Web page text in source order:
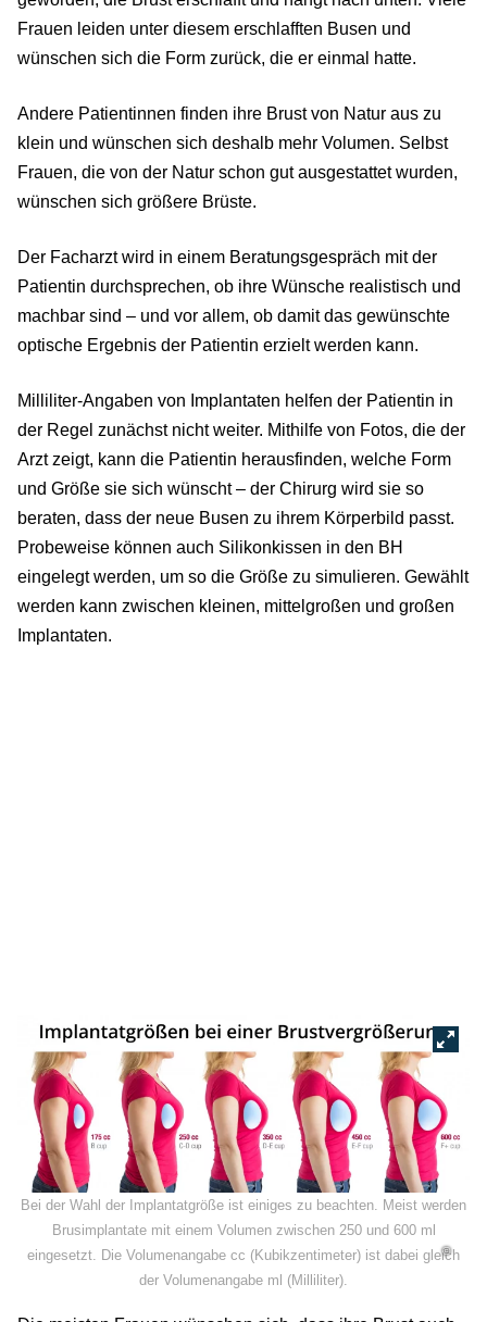
Frauen leiden unter diesem erschlafften Busen und
wünschen sich die Form zurück, die er einmal hatte.
Andere Patientinnen finden ihre Brust von Natur aus zu
klein und wünschen sich deshalb mehr Volumen. Selbst
Frauen, die von der Natur schon gut ausgestattet wurden,
wünschen sich größere Brüste.
Der Facharzt wird in einem Beratungsgespräch mit der
Patientin durchsprechen, ob ihre Wünsche realistisch und
machbar sind – und vor allem, ob damit das gewünschte
optische Ergebnis der Patientin erzielt werden kann.
Milliliter-Angaben von Implantaten helfen der Patientin in
der Regel zunächst nicht weiter. Mithilfe von Fotos, die der
Arzt zeigt, kann die Patientin herausfinden, welche Form
und Größe sie sich wünscht – der Chirurg wird sie so
beraten, dass der neue Busen zu ihrem Körperbild passt.
Probeweise können auch Silikonkissen in den BH
eingelegt werden, um so die Größe zu simulieren. Gewählt
werden kann zwischen kleinen, mittelgroßen und großen
Implantaten.
©
Bei der Wahl der Implantatgröße ist einiges zu beachten. Meist werden
Brusimplantate mit einem Volumen zwischen 250 und 600 ml
eingesetzt. Die Volumenangabe cc (Kubikzentimeter) ist dabei gleich
der Volumenangabe ml (Milliliter).